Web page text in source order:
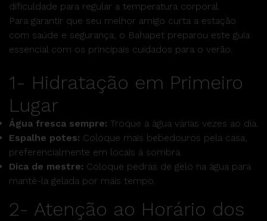
dificuldade para regular a temperatura corporal.
Para garantir que seu melhor amigo curta a estação
com saúde e segurança, o Bahapet preparou este guia
essencial com os principais cuidados para o verão.
1- Hidratação em Primeiro
Lugar
Água fresca sempre: Troque a água várias vezes ao dia.
Espalhe potes: Coloque mais bebedouros pela casa,
preferencialmente em locais à sombra.
Dica de mestre: Coloque pedras de gelo na água para
mantê-la gelada por mais tempo.
2- Atenção ao Horário dos